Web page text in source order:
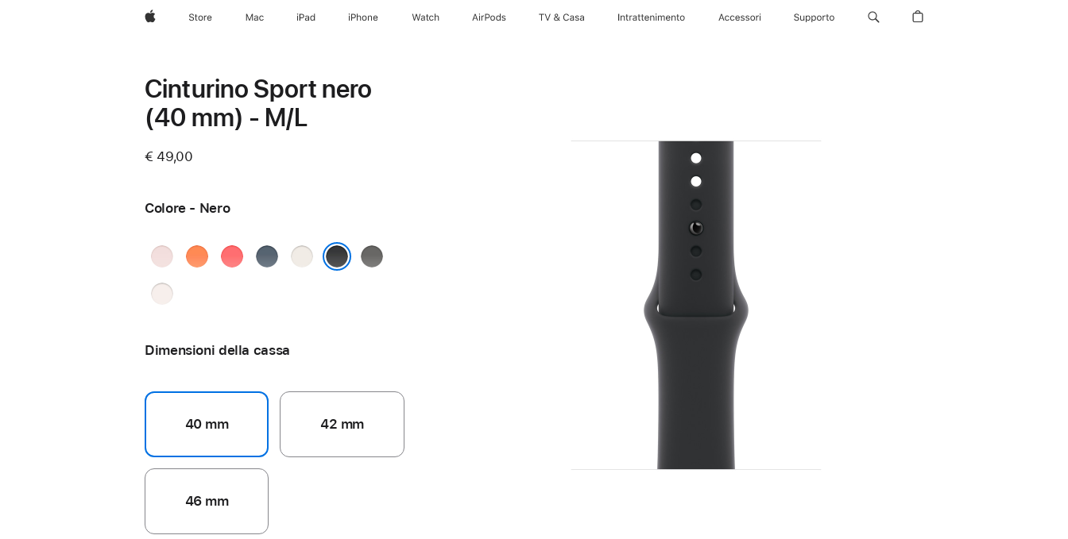
AppleStore Mac iPad iPhone Watch AirPods TV & Casa Intrattenimento Accessori Supporto
Cinturino Sport nero
(40 mm) - M/L
€ 49,00
Colore - Nero
Rosa
Mandarino
Rosa
Blu
Galassia
Grigio
Rosa
Dimensioni della cassa
40 mm 42 mm
46 mm